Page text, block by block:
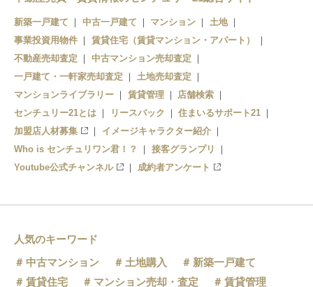
新築一戸建て 中古一戸建て マンション
土地
事業投資用物件
賃貸住宅（賃貸マンション・アパート）
不動産売却査定
中古マンション売却査定
一戸建て・一軒家売却査定
土地売却査定
マンションライブラリー
賃貸管理
店舗検索
センチュリー21とは
リースバック
住まいるサポート21
加盟店人材募集
イメージキャラクター紹介
Who is センチュリワン君！？
接客グランプリ
Youtube公式チャンネル
成約者アンケート
人気のキーワード
中古マンション
土地購入
新築一戸建て
賃貸住宅
マンション売却・査定
賃貸管理